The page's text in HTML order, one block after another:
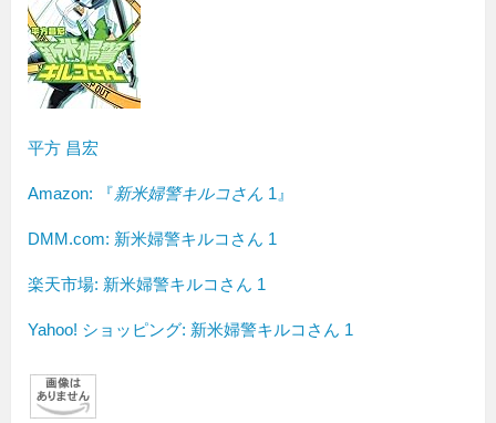
平方 昌宏
Amazon: 『新米婦警キルコさん 1』
DMM.com: 新米婦警キルコさん 1
楽天市場: 新米婦警キルコさん 1
Yahoo! ショッピング: 新米婦警キルコさん 1